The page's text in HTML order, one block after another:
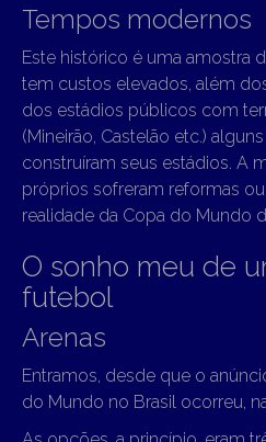
Tempos modernos
Este histórico é uma amostra
tem custos elevados, além
dos estádios públicos com
(Mineirão, Castelão etc.)
construíram seus estádios. A
próprios sofreram reformas
realidade da Copa do Mundo
O sonho meu de
futebol
Arenas
Entramos, desde que o
do Mundo no Brasil ocorreu, na